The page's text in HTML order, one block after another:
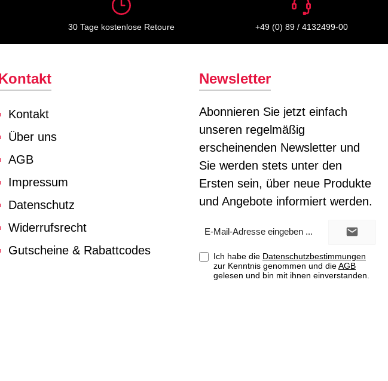
30 Tage kostenlose Retoure +49 (0) 89 / 4132499-00
Kontakt
Über uns
AGB
Impressum
Datenschutz
Widerrufsrecht
Gutscheine & Rabattcodes
Newsletter
Abonnieren Sie jetzt einfach
unseren regelmäßig
erscheinenden Newsletter und
Sie werden stets unter den
Ersten sein, über neue Produkte
und Angebote informiert werden.
Mail-
Ich habe die Datenschutzbestimmungen
zur Kenntnis genommen und dieAGB
gelesen und bin mit ihnen einverstanden.